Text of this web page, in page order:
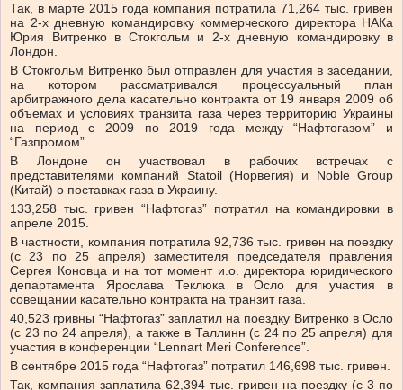
Так, в марте 2015 года компания потратила 71,264 тыс. гривен
на 2-х дневную командировку коммерческого директора НАКа
Юрия Витренко в Стокгольм и 2-х дневную командировку в
Лондон.
В Стокгольм Витренко был отправлен для участия в заседании,
на котором рассматривался процессуальный план
арбитражного дела касательно контракта от 19 января 2009 об
объемах и условиях транзита газа через территорию Украины
на период с 2009 по 2019 года между “Нафтогазом” и
“Газпромом”.
В Лондоне он участвовал в рабочих встречах с
представителями компаний Statoil (Норвегия) и Noble Group
(Китай) о поставках газа в Украину.
133,258 тыс. гривен “Нафтогаз” потратил на командировки в
апреле 2015.
В частности, компания потратила 92,736 тыс. гривен на поездку
(с 23 по 25 апреля) заместителя председателя правления
Сергея Коновца и на тот момент и.о. директора юридического
департамента Ярослава Теклюка в Осло для участия в
совещании касательно контракта на транзит газа.
40,523 гривны “Нафтогаз” заплатил на поездку Витренко в Осло
(с 23 по 24 апреля), а также в Таллинн (с 24 по 25 апреля) для
участия в конференции “Lennart Meri Conference”.
В сентябре 2015 года “Нафтогаз” потратил 146,698 тыс. гривен.
Так, компания заплатила 62,394 тыс. гривен на поездку (с 3 по